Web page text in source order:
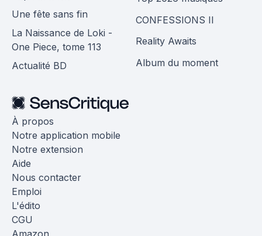
Une fête sans fin
La Naissance de Loki -
One Piece, tome 113
Actualité BD
CONFESSIONS II
Reality Awaits
Album du moment
À propos
Notre application mobile
Notre extension
Aide
Nous contacter
Emploi
L'édito
CGU
Amazon